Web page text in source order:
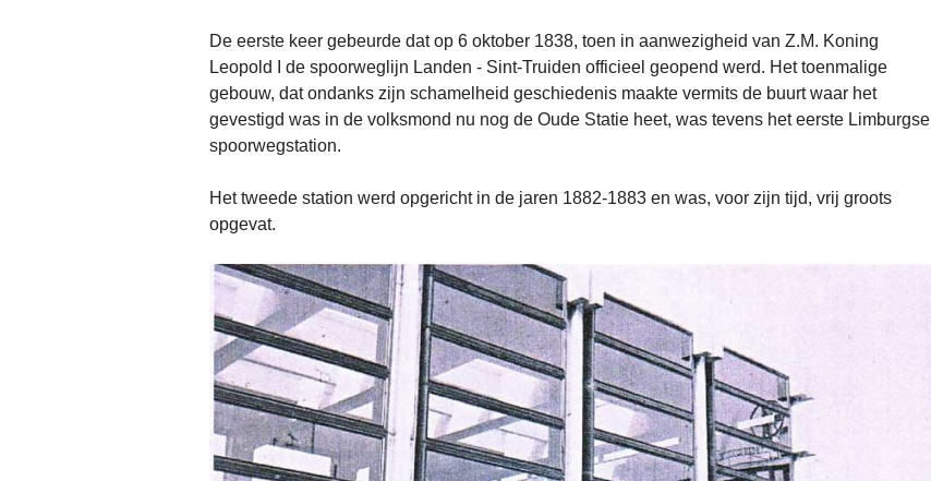
De eerste keer gebeurde dat op 6 oktober 1838, toen in aanwezigheid van Z.M. Koning
Leopold I de spoorweglijn Landen - Sint-Truiden officieel geopend werd. Het toenmalige
gebouw, dat ondanks zijn schamelheid geschiedenis maakte vermits de buurt waar het
gevestigd was in de volksmond nu nog de Oude Statie heet, was tevens het eerste Limburgse
spoorwegstation.
Het tweede station werd opgericht in de jaren 1882-1883 en was, voor zijn tijd, vrij groots
opgevat.